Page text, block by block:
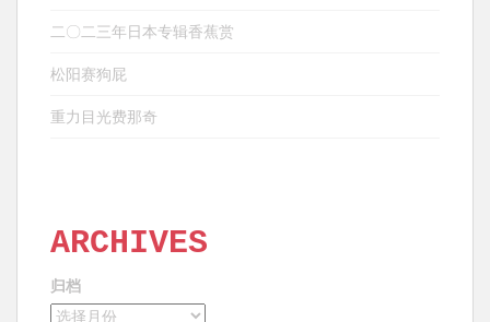
二〇二三年日本专辑香蕉赏
松阳赛狗屁
重力目光费那奇
ARCHIVES
归档